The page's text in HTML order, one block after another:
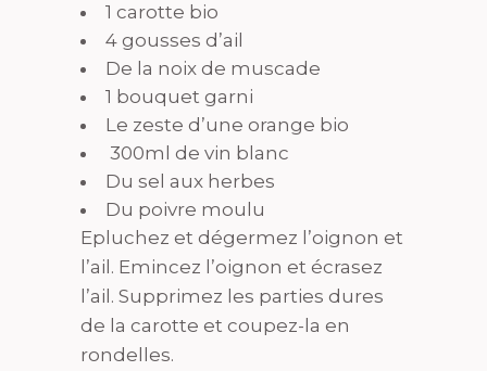
1 carotte bio
4 gousses d’ail
De la noix de muscade
1 bouquet garni
Le zeste d’une orange bio
300ml de vin blanc
Du sel aux herbes
Du poivre moulu
Epluchez et dégermez l’oignon et
l’ail. Emincez l’oignon et écrasez
l’ail. Supprimez les parties dures
de la carotte et coupez-la en
rondelles.